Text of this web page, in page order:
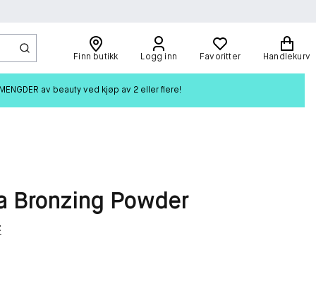
Finn butikk Logg inn Favoritter Handlekurv
av beauty ved kjøp av 2 eller flere!
Bronzing Powder